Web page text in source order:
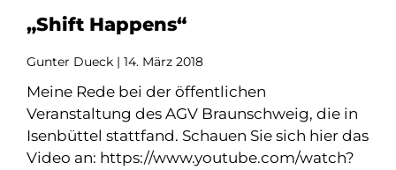
„Shift Happens“
Gunter Dueck 14. März 2018
Meine Rede bei der öffentlichen
Veranstaltung des AGV Braunschweig, die in
Isenbüttel stattfand. Schauen Sie sich hier das
Video an: https://www.youtube.com/watch?